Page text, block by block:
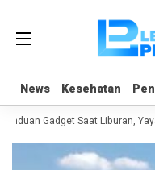
News Kesehatan
News Kesehatan
Gadget Saat Liburan,